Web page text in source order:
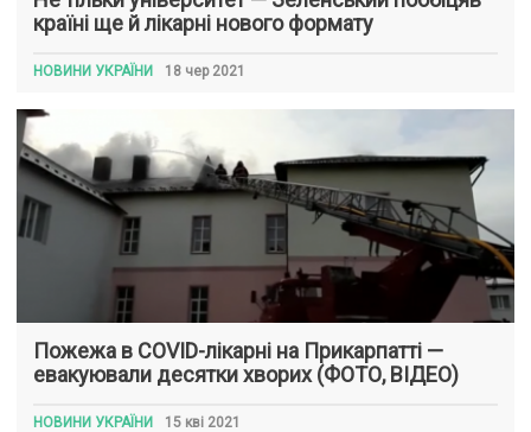
країні ще й лікарні нового формату
НОВИНИ УКРАЇНИ 18 чер 2021
Пожежа в COVID-лікарні на Прикарпатті —
евакуювали десятки хворих (ФОТО, ВІДЕО)
НОВИНИ УКРАЇНИ 15 кві 2021